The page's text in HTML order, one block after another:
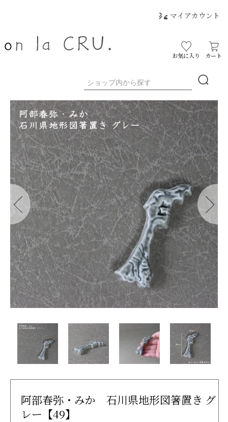
マイアカウント
お気に入り カート
阿部春弥・みか 石川県地形図箸置き グ
レー【49】